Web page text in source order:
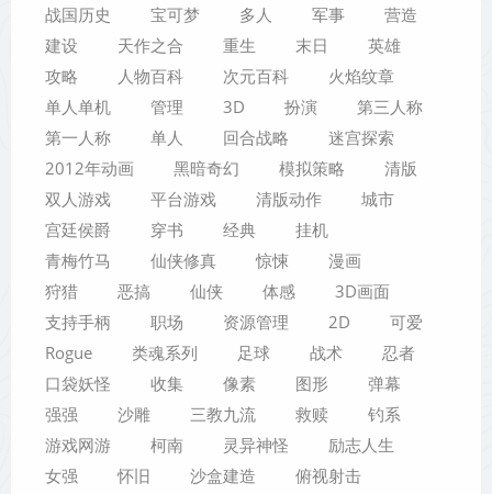
战国历史
宝可梦 多人 军事
营造
建设
天作之合 重生 末日
英雄
攻略
人物百科 次元百科
火焰纹章
单人单机
管理 3D 扮演
第三人称
第一人称
单人 回合战略
迷宫探索
2012年动画
黑暗奇幻 模拟策略
清版
双人游戏
平台游戏 清版动作
城市
宫廷侯爵
穿书 经典
挂机
青梅竹马
仙侠修真 惊悚
漫画
狩猎
恶搞 仙侠 体感
3D画面
支持手柄
职场 资源管理 2D
可爱
Rogue
类魂系列 足球 战术
忍者
口袋妖怪
收集 像素 图形
弹幕
强强
沙雕 三教九流 救赎
钓系
游戏网游
柯南 灵异神怪
励志人生
女强
怀旧 沙盒建造
俯视射击